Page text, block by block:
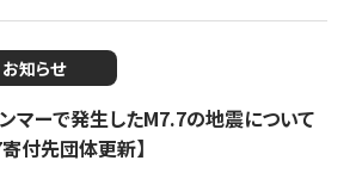
お知らせ
ンマーで発生したM7.7の地震について
付先団体更新】